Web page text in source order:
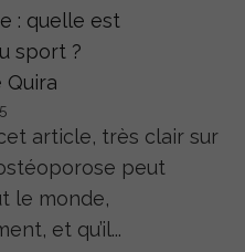
: quelle est
sport ?
Quira
article, très clair sur
peut
le monde,
et qu’il...